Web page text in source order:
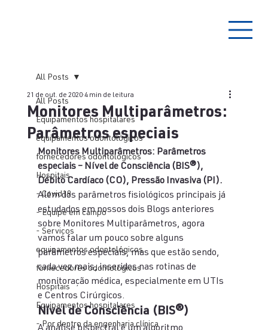
All Posts
Equipamentos hospitalares
equipamentos odontológicos
fornecedores odontologicos
Hospitais
- Covid19
- Equipe em campo
- Serviços
equipamentos odontológicos
fornecedores odontologicos
Hospitais
Equipamentos hospitalares
- Por dentro da engenharia clínica
All Posts
Monitores Multiparâmetros:
Parâmetros especiais
21 de out. de 2020 4 min de leitura
Monitores Multiparâmetros: Parâmetros
especiais – Nível de Consciência (BIS®),
Débito Cardíaco (CO), Pressão Invasiva (PI).
Além dos parâmetros fisiológicos principais já
estudados em nossos dois Blogs anteriores
sobre Monitores Multiparâmetros, agora
vamos falar um pouco sobre alguns
parâmetros especiais, mas que estão sendo,
cada vez mais, inseridos nas rotinas de
monitoração médica, especialmente em UTIs
e Centros Cirúrgicos.
Nível de Consciência (BIS®)